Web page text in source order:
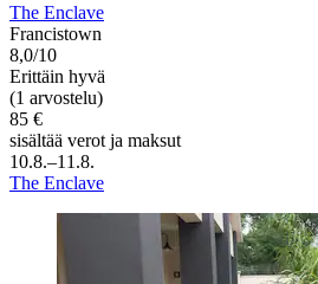
The Enclave
Francistown
8,0/10
Erittäin hyvä
(1 arvostelu)
85 €
sisältää verot ja maksut
10.8.–11.8.
The Enclave